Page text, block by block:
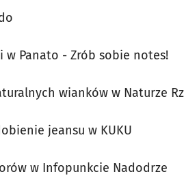
w Panato - Zrób sobie notes!
wianków w Naturze
jeansu w KUKU
w Infopunkcie Nadodrze